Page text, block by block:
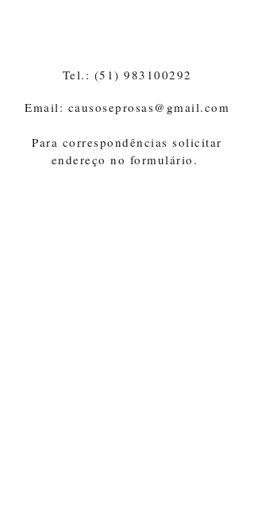
Tel.: (51) 983100292
Email: causoseprosas@gmail.com
Para correspondências solicitar
endereço no formulário.